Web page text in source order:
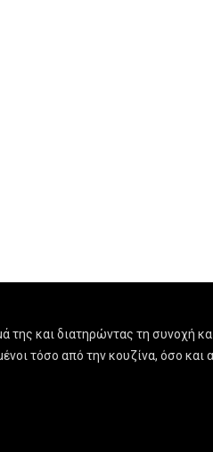
και διατηρώντας τη συνοχή
τόσο από την κουζίνα, όσο